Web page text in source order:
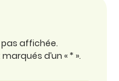
affichée.
d’un « * ».